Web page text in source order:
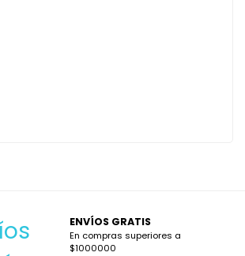
ENVÍOS GRATIS
En compras superiores a
$1000000